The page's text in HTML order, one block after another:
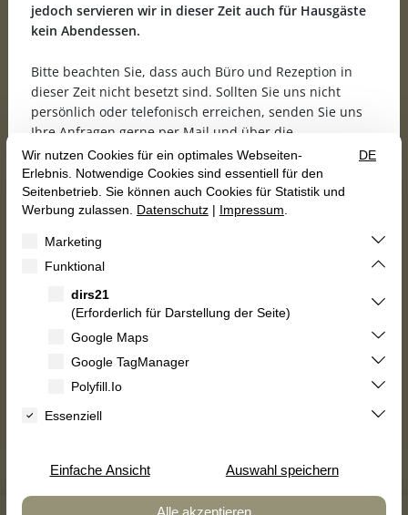
Straßheck 3 55481 Kirchberg
06763 93080
info@landhotel-karrenberg.de
Zimmer buchen
© 2026 Landhotel Karrenberg GbR — Site by
jedoch servieren wir in dieser Zeit auch für Hausgäste
kein Abendessen.
Bitte beachten Sie, dass auch Büro und Rezeption in
dieser Zeit nicht besetzt sind. Sollten Sie uns nicht
persönlich oder telefonisch erreichen, senden Sie uns
Ihre Anfragen gerne per Mail und über die
Anfrageformulare unserer Homepage.
Wir freuen uns, Sie ab dem 16.10.2026 wieder bei uns
begrüßen zu dürfen!
Herzliche Grüße
Roberto Olla, Marina Bast
und das gesamte Karrenberg-Team